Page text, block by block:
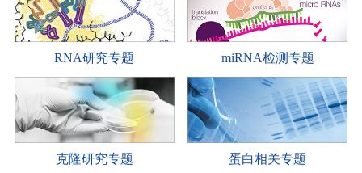
RNA研究专题 miRNA检测专题
克隆研究专题 蛋白相关专题